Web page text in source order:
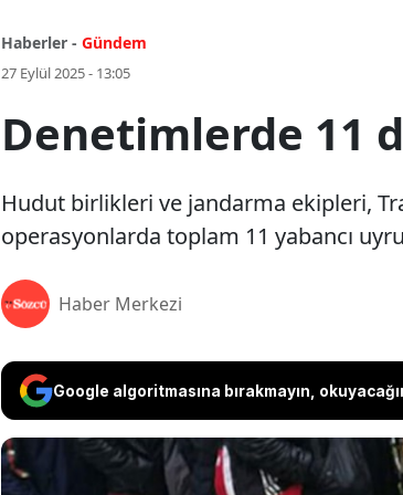
Haberler - Gündem
27 Eylül 2025 - 13:05
Denetimlerde 11
Hudut birlikleri ve jandarma ekipleri,
operasyonlarda toplam 11 yabancı
Haber Merkezi
Google algoritmasına bırakmayın,